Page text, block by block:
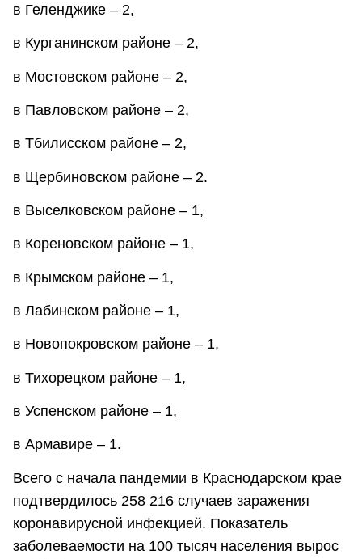
в Геленджике – 2,
в Курганинском районе – 2,
в Мостовском районе – 2,
в Павловском районе – 2,
в Тбилисском районе – 2,
в Щербиновском районе – 2.
в Выселковском районе – 1,
в Кореновском районе – 1,
в Крымском районе – 1,
в Лабинском районе – 1,
в Новопокровском районе – 1,
в Тихорецком районе – 1,
в Успенском районе – 1,
в Армавире – 1.
Всего с начала пандемии в Краснодарском крае
подтвердилось 258 216 случаев заражения
коронавирусной инфекцией. Показатель
заболеваемости на 100 тысяч населения вырос